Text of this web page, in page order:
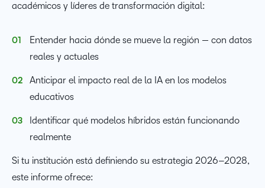
académicos y líderes de transformación digital:
Entender hacia dónde se mueve la región — con datos
reales y actuales
Anticipar el impacto real de la IA en los modelos
educativos
Identificar qué modelos híbridos están funcionando
realmente
Si tu institución está definiendo su estrategia 2026–2028,
este informe ofrece: